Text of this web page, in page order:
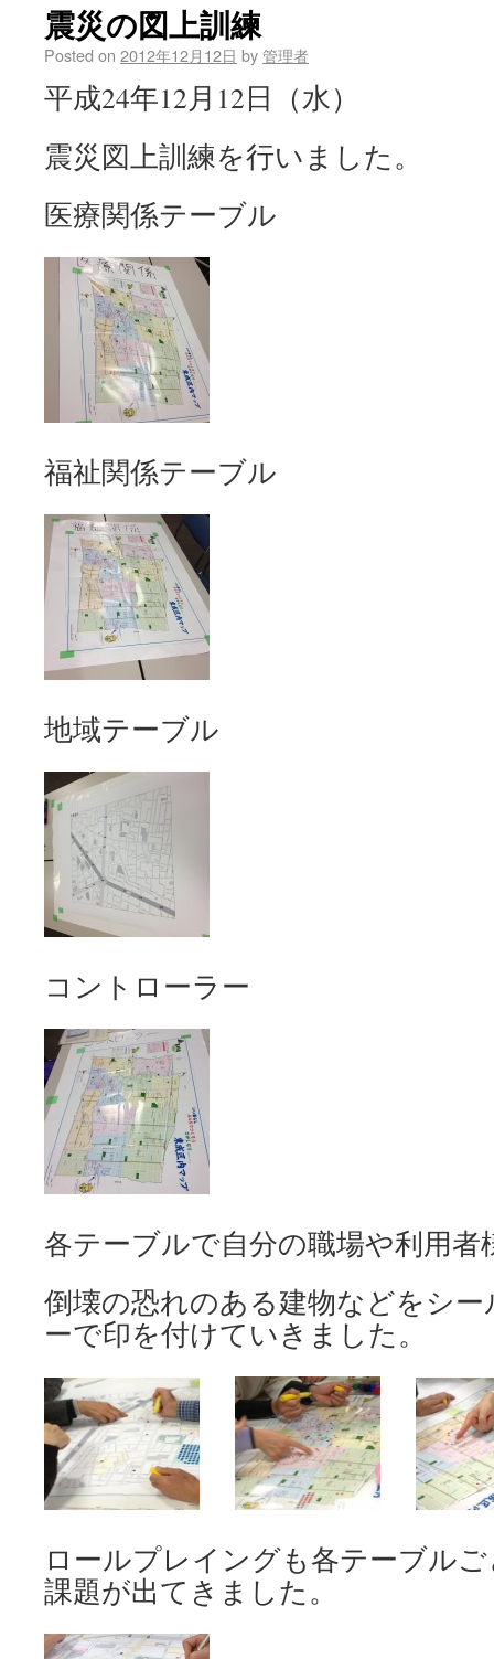
震災の図上訓練
Posted on 2012年12月12日 by管理者
平成24年12月12日（水）
震災図上訓練を行いました。
医療関係テーブル
福祉関係テーブル
地域テーブル
コントローラー
各テーブルで自分の職場や利用者
倒壊の恐れのある建物などをシ
ーで印を付けていきました。
ロールプレイングも各テーブル
課題が出てきました。